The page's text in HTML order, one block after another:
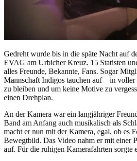
Gedreht wurde bis in die späte Nacht auf
EVAG am Urbicher Kreuz. 15 Statisten
alles Freunde, Bekannte, Fans. Sogar
Mannschaft Indigos tauchen auf – in
zu bleiben und um keine Motive zu
einen Drehplan.
An der Kamera war ein langjähriger
Band am Anfang auch musikalisch als
macht er nun mit der Kamera, egal, ob es
Bewegtbild. Das Video nahm er mit einer
auf. Für die ruhigen Kamerafahrten sorgte